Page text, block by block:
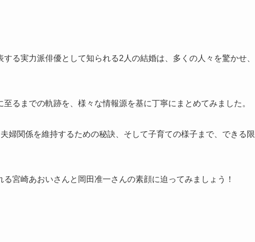
る実力派俳優として知られる2人の結婚は、多くの人々を驚かせ、
るまでの軌跡を、様々な情報源を基に丁寧にまとめてみました。
婦関係を維持するための秘訣、そして子育ての様子まで、できる限
宮崎あおいさんと岡田准一さんの素顔に迫ってみましょう！